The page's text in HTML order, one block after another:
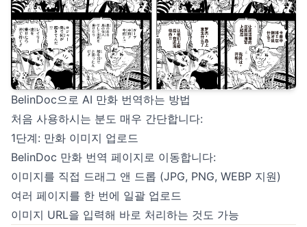
BelinDoc으로 AI 만화 번역하는 방법
처음 사용하시는 분도 매우 간단합니다:
1단계: 만화 이미지 업로드
BelinDoc 만화 번역 페이지로 이동합니다:
이미지를 직접 드래그 앤 드롭 (JPG, PNG, WEBP 지원)
여러 페이지를 한 번에 일괄 업로드
이미지 URL을 입력해 바로 처리하는 것도 가능